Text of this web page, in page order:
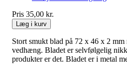
Pris 35,00 kr.
Læg i kurv
Stort smukt blad på 72 x 46 x 2
vedhæng. Bladet er selvfølgelig
produkter er det. Bladet er i metal